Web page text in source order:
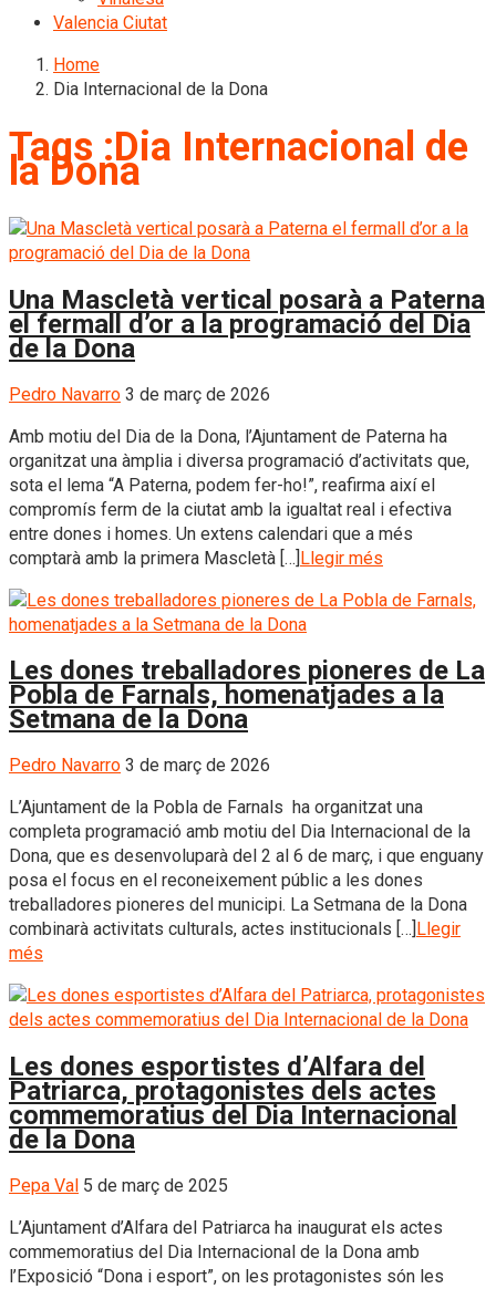
Valencia Ciutat
Home
Dia Internacional de la Dona
Tags :Dia Internacional de
la Dona
Una Mascletà vertical posarà a Paterna
el fermall d’or a la programació del Dia
de la Dona
Pedro Navarro 3 de març de 2026
Amb motiu del Dia de la Dona, l’Ajuntament de Paterna ha
organitzat una àmplia i diversa programació d’activitats que,
sota el lema “A Paterna, podem fer-ho!”, reafirma així el
compromís ferm de la ciutat amb la igualtat real i efectiva
entre dones i homes. Un extens calendari que a més
comptarà amb la primera Mascletà […]Llegir més
Les dones treballadores pioneres de La
Pobla de Farnals, homenatjades a la
Setmana de la Dona
Pedro Navarro 3 de març de 2026
L’Ajuntament de la Pobla de Farnals ha organitzat una
completa programació amb motiu del Dia Internacional de la
Dona, que es desenvoluparà del 2 al 6 de març, i que enguany
posa el focus en el reconeixement públic a les dones
treballadores pioneres del municipi. La Setmana de la Dona
combinarà activitats culturals, actes institucionals […] Llegir
més
Les dones esportistes d’Alfara del
Patriarca, protagonistes dels actes
commemoratius del Dia Internacional
de la Dona
Pepa Val 5 de març de 2025
L’Ajuntament d’Alfara del Patriarca ha inaugurat els actes
commemoratius del Dia Internacional de la Dona amb
l’Exposició “Dona i esport”, on les protagonistes són les